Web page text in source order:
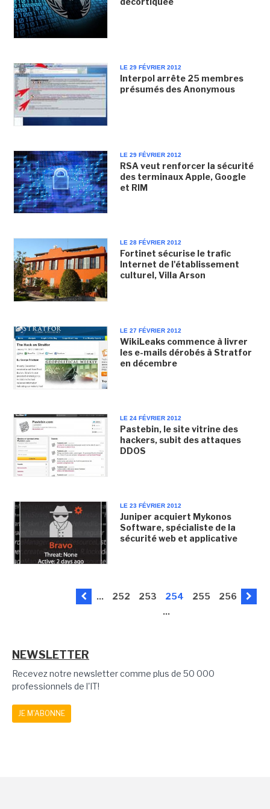
LE 29 FÉVRIER 2012
Interpol arrête 25 membres
présumés des Anonymous
LE 29 FÉVRIER 2012
RSA veut renforcer la sécurité
des terminaux Apple, Google
et RIM
LE 28 FÉVRIER 2012
Fortinet sécurise le trafic
Internet de l'établissement
culturel, Villa Arson
LE 27 FÉVRIER 2012
WikiLeaks commence à livrer
les e-mails dérobés à Stratfor
en décembre
LE 24 FÉVRIER 2012
Pastebin, le site vitrine des
hackers, subit des attaques
DDOS
LE 23 FÉVRIER 2012
Juniper acquiert Mykonos
Software, spécialiste de la
sécurité web et applicative
... 252 253 254 255
256
...
NEWSLETTER
Recevez notre newsletter comme plus de 50 000
professionnels de l'IT!
JE M'ABONNE